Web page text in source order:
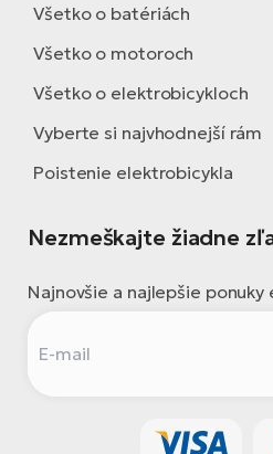
Všetko o batériách
Všetko o motoroch
Všetko o elektrobicykloch
Vyberte si najvhodnejší rám
Poistenie elektrobicykla
Nezmeškajte žiadne
Najnovšie a najlepšie ponuky